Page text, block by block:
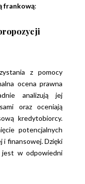
frankową:
z pomocy
ocena prawna
analizują jej
oraz oceniają
kredytobiorcy.
potencjalnych
i finansowej. Dzięki
w odpowiedni